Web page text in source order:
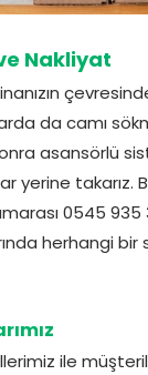
Nakliyat
da camı
asansörlü
yerine
0545
herhangi
ile